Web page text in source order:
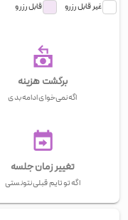
غیر قابل رزرو
قابل رزرو
برگشت هزینه
اگه نمی‌خوای ادامه بدی
تغییر زمان جلسه
اگه تو تایم قبلی نتونستی